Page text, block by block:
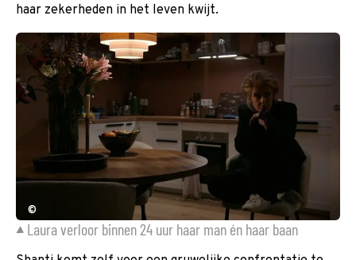
haar zekerheden in het leven kwijt.
©
Laura verloor binnen 24 uur haar man én haar baan